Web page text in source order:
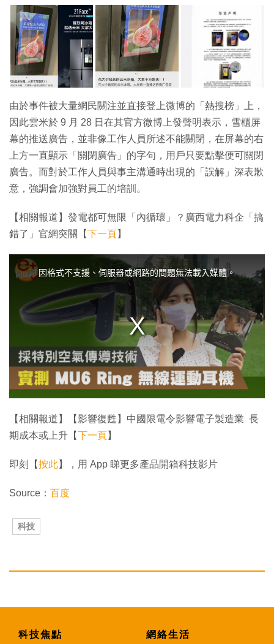
由於事件被大量網民關注並直接登上微博的「熱搜榜」上，
因此雲米於 9 月 28 日在其官方微博上發聲明表示，雪櫃屏
幕的推送廣告，並非像工作人員所述不能關閉，在屏幕的右
上方一直顯示「關閉廣告」的字句，用戶只要點擊便可關閉
廣告。而對於工作人員與事主溝通時出現的「誤解」深表歉
意，強調會加強對員工的培訓。
【相關報道】發電都可無限「內循環」？廣西電力科企「搞
錯了」官網突關【下一頁】
.
因格式不支援、伺服器或網路的問題無法載入媒體。
【相關報道】【影響復甦】中國限電令影響電子製造業 長
期成本或上升【下一頁】
即刻【按此】，用 App 睇更多產品開箱科技影片
Source： 百度
科技
科技焦點 網絡生活